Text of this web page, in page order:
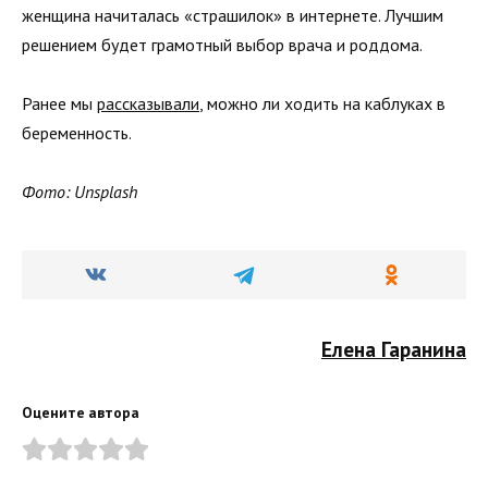
женщина начиталась «страшилок» в интернете. Лучшим
решением будет грамотный выбор врача и роддома.
Ранее мы рассказывали , можно ли ходить на каблуках в
беременность.
Фото: Unsplash
Елена Гаранина
Оцените автора